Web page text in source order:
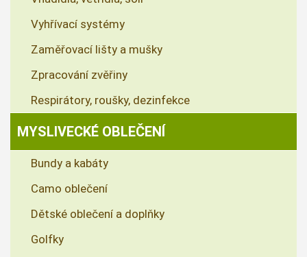
Vyhřívací systémy
Zaměřovací lišty a mušky
Zpracování zvěřiny
Respirátory, roušky, dezinfekce
MYSLIVECKÉ OBLEČENÍ
Bundy a kabáty
Camo oblečení
Dětské oblečení a doplňky
Golfky